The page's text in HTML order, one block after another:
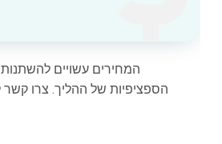
הספציפיות של ההליך. צרו